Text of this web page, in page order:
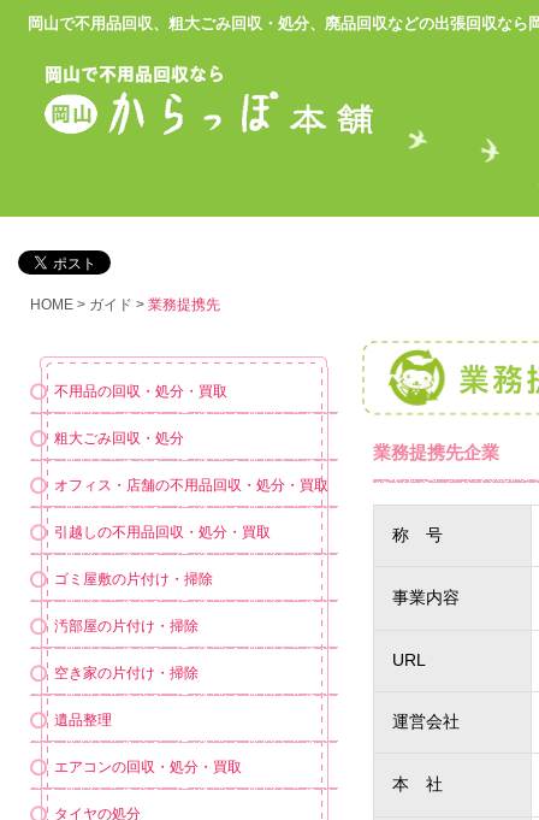
岡山で不用品回収、粗大ごみ回収・処分、廃品回収などの出張回収なら
HOME > ガイド > 業務提携先
業務提携先企業
称 号
事業内容
URL
運営会社
本 社
不用品の回収・処分・買取
粗大ごみ回収・処分
オフィス・店舗の不用品回収・処分・買取
引越しの不用品回収・処分・買取
ゴミ屋敷の片付け・掃除
汚部屋の片付け・掃除
空き家の片付け・掃除
遺品整理
エアコンの回収・処分・買取
タイヤの処分